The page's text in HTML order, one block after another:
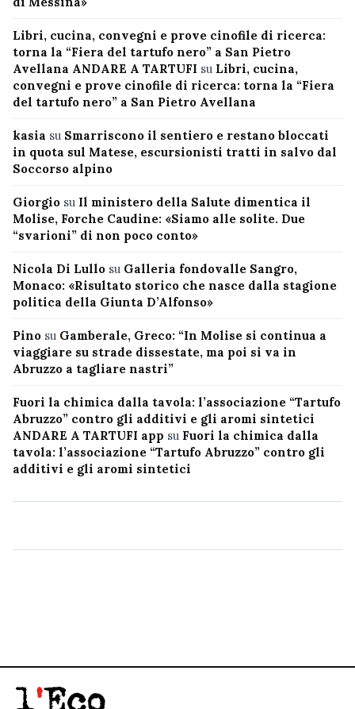
Libri, cucina, convegni e prove cinofile di ricerca:
torna la “Fiera del tartufo nero” a San Pietro
Avellana ANDARE A TARTUFI su Libri, cucina,
convegni e prove cinofile di ricerca: torna la “Fiera
del tartufo nero” a San Pietro Avellana
kasia su Smarriscono il sentiero e restano bloccati
in quota sul Matese, escursionisti tratti in salvo dal
Soccorso alpino
Giorgio su Il ministero della Salute dimentica il
Molise, Forche Caudine: «Siamo alle solite. Due
“svarioni” di non poco conto»
Nicola Di Lullo su Galleria fondovalle Sangro,
Monaco: «Risultato storico che nasce dalla stagione
politica della Giunta D’Alfonso»
Pino su Gamberale, Greco: “In Molise si continua a
viaggiare su strade dissestate, ma poi si va in
Abruzzo a tagliare nastri”
Fuori la chimica dalla tavola: l’associazione “Tartufo
Abruzzo” contro gli additivi e gli aromi sintetici
ANDARE A TARTUFI app su Fuori la chimica dalla
tavola: l’associazione “Tartufo Abruzzo” contro gli
additivi e gli aromi sintetici